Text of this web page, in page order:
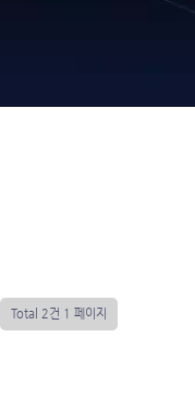
Total 2건 1 페이지